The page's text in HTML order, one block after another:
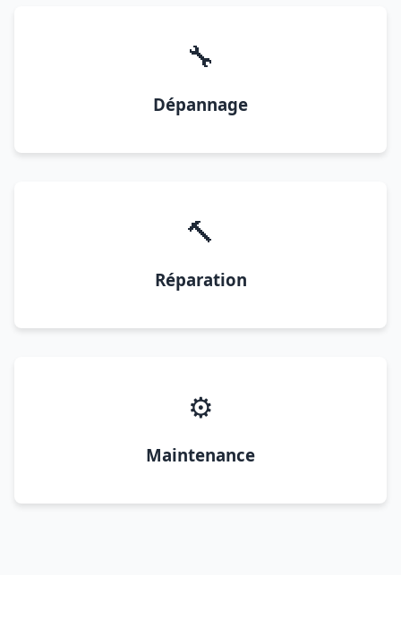
🔧
Dépannage
🔨
Réparation
⚙️
Maintenance